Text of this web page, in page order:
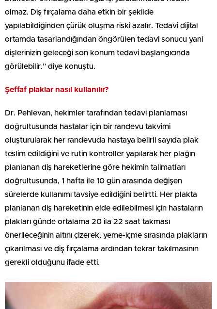
olmaz. Diş fırçalama daha etkin bir şekilde
yapılabildiğinden çürük oluşma riski azalır. Tedavi dijital
ortamda tasarlandığından öngörülen tedavi sonucu yani
dişlerinizin geleceği son konum tedavi başlangıcında
görülebilir.” diye konuştu.
Şeffaf plaklar nasıl kullanılır?
Dr. Pehlevan, hekimler tarafından tedavi planlaması
doğrultusunda hastalar için bir randevu takvimi
oluşturularak her randevuda hastaya belirli sayıda plak
teslim edildiğini ve rutin kontroller yapılarak her plağın
planlanan diş hareketlerine göre hekimin talimatları
doğrultusunda, 1 hafta ile 10 gün arasında değişen
sürelerde kullanımı tavsiye edildiğini belirtti. Her plakta
planlanan diş hareketinin elde edilebilmesi için hastaların
plakları günde ortalama 20 ila 22 saat takması
önerileceğinin altını çizerek, yeme-içme sırasında plakların
çıkarılması ve diş fırçalama ardından tekrar takılmasının
gerekli olduğunu ifade etti.